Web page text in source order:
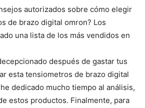
autorizados sobre cómo elegir
de brazo digital omron? Los
una lista de los más vendidos en
después de gastar tus
esta tensiometros de brazo digital
dedicado mucho tiempo al análisis,
estos productos. Finalmente, para